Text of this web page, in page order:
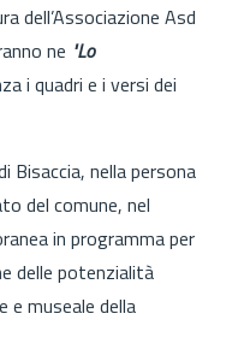
dell’Associazione Asd
ne "Lo
i quadri e i versi dei
Bisaccia, nella persona
del comune, nel
in programma per
delle potenzialità
museale della